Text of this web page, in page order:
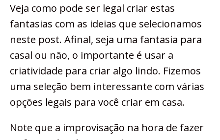
Veja como pode ser legal criar estas
fantasias com as ideias que selecionamos
neste post. Afinal, seja uma fantasia para
casal ou não, o importante é usar a
criatividade para criar algo lindo. Fizemos
uma seleção bem interessante com várias
opções legais para você criar em casa.
Note que a improvisação na hora de fazer